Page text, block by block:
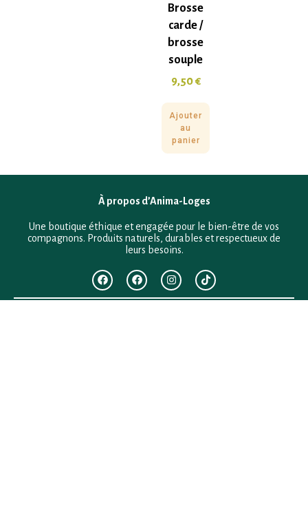
Brosse
carde /
brosse
souple
9,50€
Ajouter
au
panier
À propos d’Anima-Loges
Une boutique éthique et engagée pour le bien-être de vos
compagnons. Produits naturels, durables et respectueux de
leurs besoins.